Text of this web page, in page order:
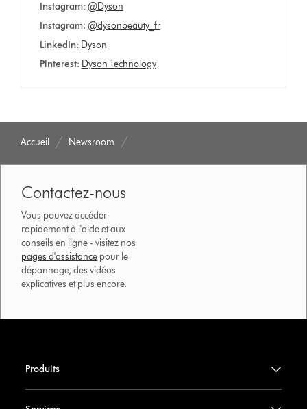
Instagram: @Dyson
Instagram: @dysonbeauty_fr
LinkedIn: Dyson
Pinterest: Dyson Technology
Accueil Newsroom
Contactez-nous
Vous pouvez accéder
rapidement à l'aide et aux
conseils en ligne - visitez nos
pages d'assistance pour le
dépannage, des vidéos
explicatives et plus encore.
Produits